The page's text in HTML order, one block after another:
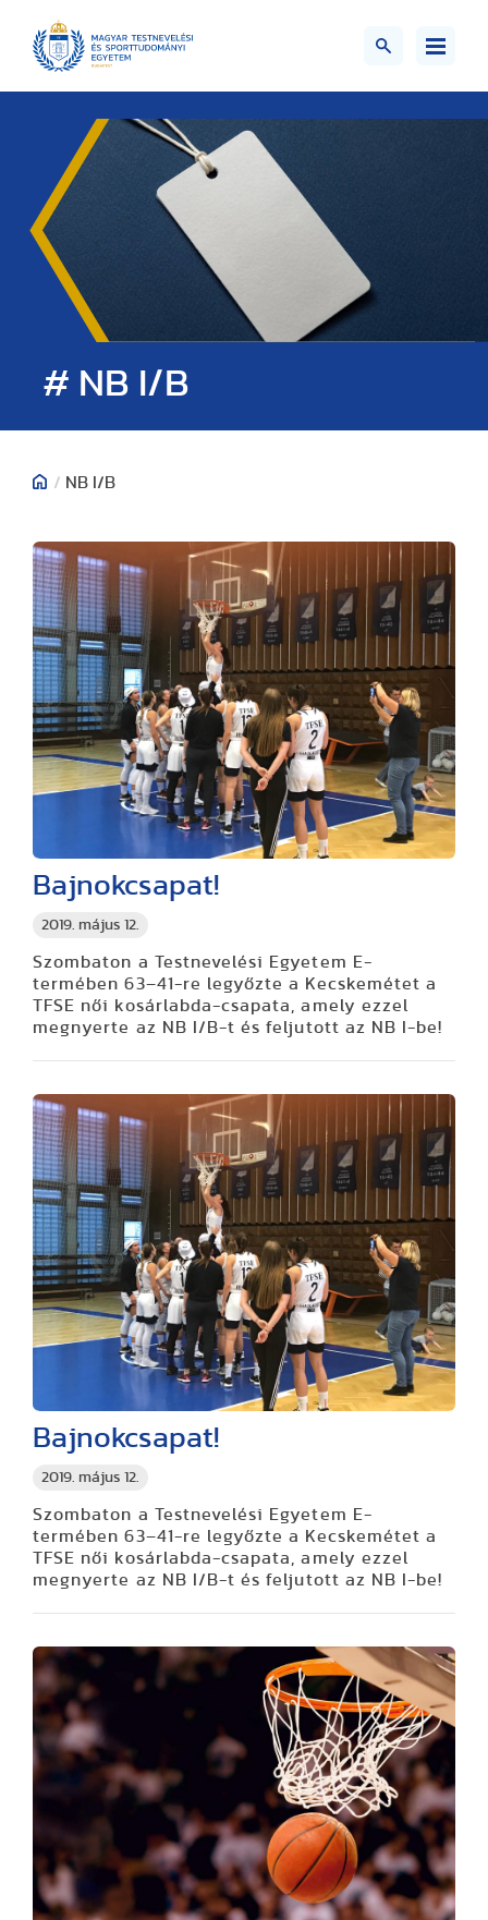
# NB I/B
/ NB I/B
2019. május 12.
Bajnokcsapat!
Szombaton a Testnevelési Egyetem E-
termében 63–41-re legyőzte a Kecskemétet a
TFSE női kosárlabda-csapata, amely ezzel
megnyerte az NB I/B-t és feljutott az NB I-be!
2019. május 12.
Bajnokcsapat!
Szombaton a Testnevelési Egyetem E-
termében 63–41-re legyőzte a Kecskemétet a
TFSE női kosárlabda-csapata, amely ezzel
megnyerte az NB I/B-t és feljutott az NB I-be!